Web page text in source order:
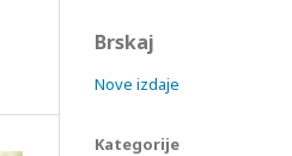
Brskaj
Nove izdaje
Kategorije